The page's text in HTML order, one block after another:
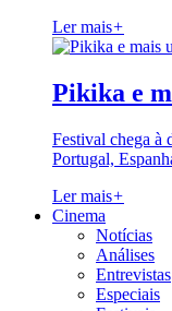
Ler mais+
Pikika e
Festival chega à
Portugal,
Ler mais+
Cinema
Notícias
Análises
Entrevistas
Especiais